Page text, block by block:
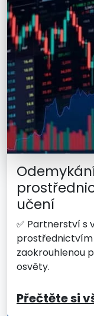
učení
✅ Partnerství s
prostřednictvím
zaokrouhlenou
osvěty.
Přečtěte si